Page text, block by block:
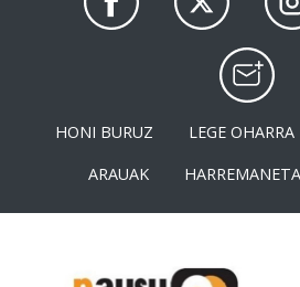
HONI BURUZ LEGE OHARRA
ARAUAK